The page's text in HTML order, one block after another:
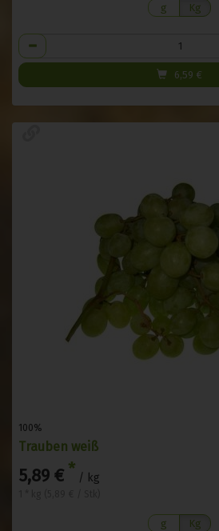
g Kg
Anzahl
6,59 €
100%
Trauben weiß
5,89 € * / kg
g Kg